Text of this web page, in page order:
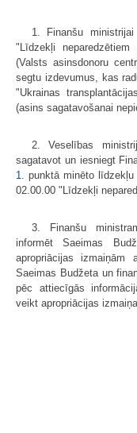
1. Finanšu
"Līdzekļi
(Valsts asinsdonoru
segtu izdevumus, kas
"Ukrainas
(asins sagatavošanai
2. Veselības
sagatavot un iesniegt
1.
punktā minēto
02.00.00 "Līdzekļi
3. Finanšu
informēt Saeimas
apropriācijas izmaiņām
Saeimas Budžeta un
pēc attiecīgās
veikt apropriācijas